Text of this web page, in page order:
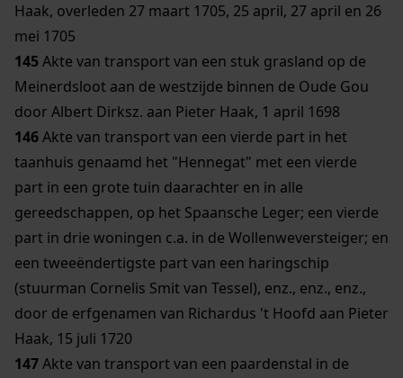
Haak, overleden 27 maart 1705, 25 april, 27 april en 26
mei 1705
145Akte van transport van een stuk grasland op de
Meinerdsloot aan de westzijde binnen de Oude Gou
door Albert Dirksz. aan Pieter Haak, 1 april 1698
146Akte van transport van een vierde part in het
taanhuis genaamd het "Hennegat" met een vierde
part in een grote tuin daarachter en in alle
gereedschappen, op het Spaansche Leger; een vierde
part in drie woningen c.a. in de Wollenweversteiger; en
een tweeëndertigste part van een haringschip
(stuurman Cornelis Smit van Tessel), enz., enz., enz.,
door de erfgenamen van Richardus 't Hoofd aan Pieter
Haak, 15 juli 1720
147Akte van transport van een paardenstal in de